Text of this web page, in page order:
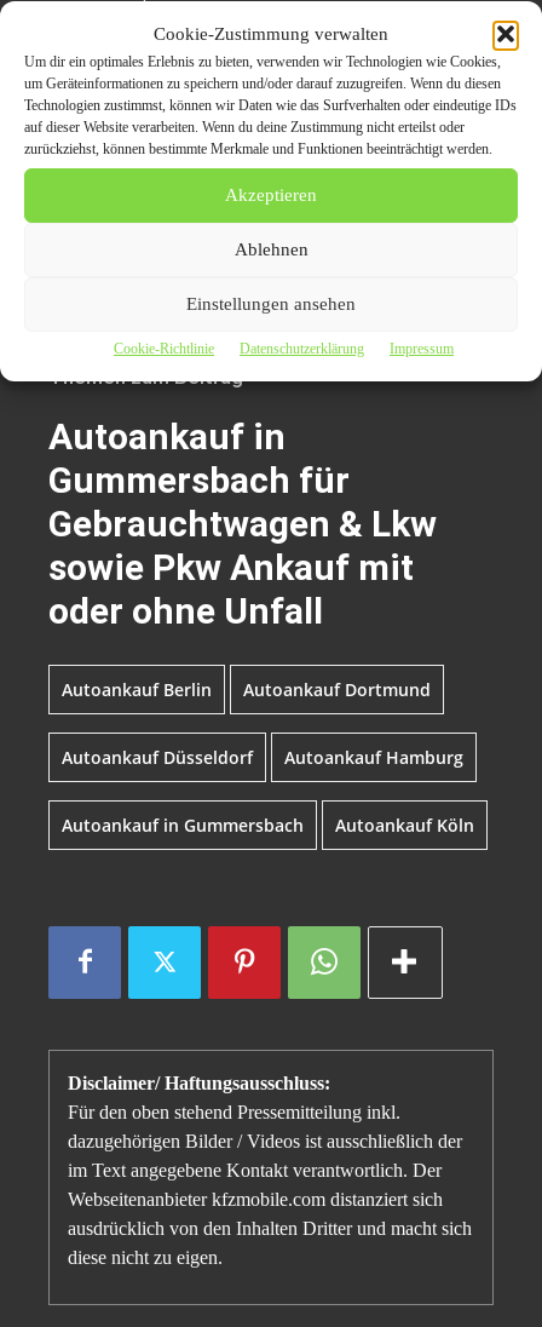
Cookie-Zustimmung verwalten
Um dir ein optimales Erlebnis zu bieten, verwenden wir Technologien wie Cookies,
um Geräteinformationen zu speichern und/oder darauf zuzugreifen. Wenn du diesen
Technologien zustimmst, können wir Daten wie das Surfverhalten oder eindeutige IDs
auf dieser Website verarbeiten. Wenn du deine Zustimmung nicht erteilst oder
zurückziehst, können bestimmte Merkmale und Funktionen beeinträchtigt werden.
Akzeptieren
Ablehnen
Einstellungen ansehen
Cookie-Richtlinie Datenschutzerklärung Impressum
Ähnliche Suchanfragen zu
Autoankauf Gummersbach
Autoankauf Dortmund,Autoankauf
Autoankauf Köln
,Autoankauf Hamburg
Themen zum Beitrag
Autoankauf in
Gummersbach für
Gebrauchtwagen & Lkw
sowie Pkw Ankauf mit
oder ohne Unfall
Autoankauf Berlin Autoankauf Dortmund
Autoankauf Düsseldorf Autoankauf Hamburg
Autoankauf in Gummersbach Autoankauf Köln
Disclaimer/ Haftungsausschluss:
Für den oben stehend Pressemitteilung inkl.
dazugehörigen Bilder / Videos ist ausschließlich der
im Text angegebene Kontakt verantwortlich. Der
Webseitenanbieter kfzmobile.com distanziert sich
ausdrücklich von den Inhalten Dritter und macht sich
diese nicht zu eigen.